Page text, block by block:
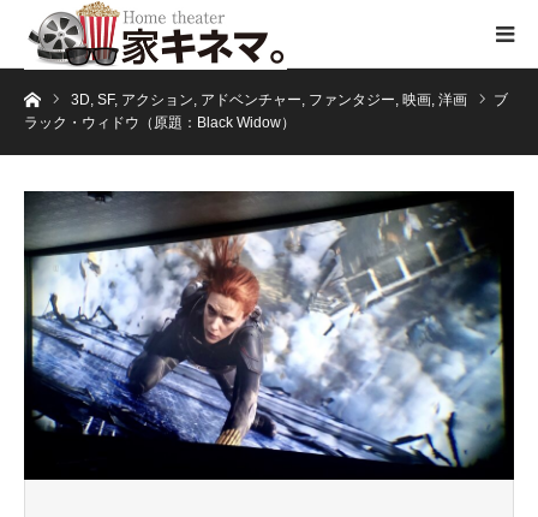
ホーム
3D, SF, アクション, アドベンチャー, ファンタジー, 映画, 洋画
ブ
ラック・ウィドウ（原題：Black Widow）